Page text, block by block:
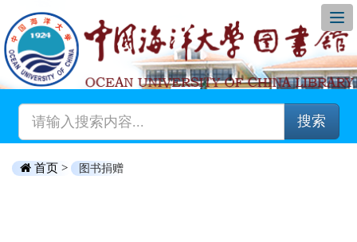
搜索
首页 > 图书捐赠